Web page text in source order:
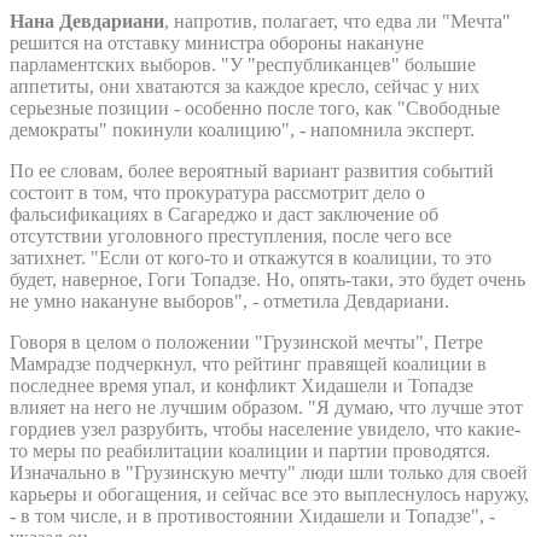
Нана Девдариани, напротив, полагает, что едва ли "Мечта"
решится на отставку министра обороны накануне
парламентских выборов. "У "республиканцев" большие
аппетиты, они хватаются за каждое кресло, сейчас у них
серьезные позиции - особенно после того, как "Свободные
демократы" покинули коалицию", - напомнила эксперт.
По ее словам, более вероятный вариант развития событий
состоит в том, что прокуратура рассмотрит дело о
фальсификациях в Сагареджо и даст заключение об
отсутствии уголовного преступления, после чего все
затихнет. "Если от кого-то и откажутся в коалиции, то это
будет, наверное, Гоги Топадзе. Но, опять-таки, это будет очень
не умно накануне выборов", - отметила Девдариани.
Говоря в целом о положении "Грузинской мечты", Петре
Мамрадзе подчеркнул, что рейтинг правящей коалиции в
последнее время упал, и конфликт Хидашели и Топадзе
влияет на него не лучшим образом. "Я думаю, что лучше этот
гордиев узел разрубить, чтобы население увидело, что какие-
то меры по реабилитации коалиции и партии проводятся.
Изначально в "Грузинскую мечту" люди шли только для своей
карьеры и обогащения, и сейчас все это выплеснулось наружу,
- в том числе, и в противостоянии Хидашели и Топадзе", -